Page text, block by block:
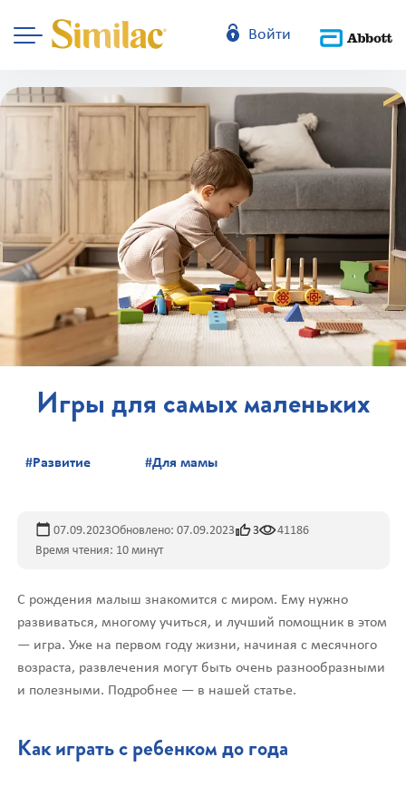
Войти
Игры для самых маленьких
#Развитие #Для мамы
07.09.2023Обновлено: 07.09.2023 3
41186
Время чтения: 10 минут
С рождения малыш знакомится с миром. Ему нужно
развиваться, многому учиться, и лучший помощник в этом
— игра. Уже на первом году жизни, начиная с месячного
возраста, развлечения могут быть очень разнообразными
и полезными. Подробнее — в нашей статье.
Как играть с ребенком до года